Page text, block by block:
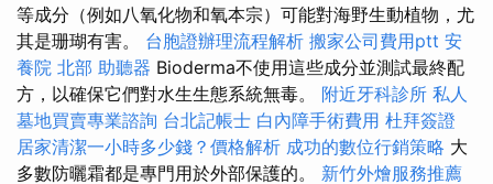
等成分（例如八氧化物和氧本宗）可能對海野生動植物，尤
其是珊瑚有害。 台胞證辦理流程解析 搬家公司費用ptt 安
養院 北部 助聽器 Bioderma不使用這些成分並測試最終配
方，以確保它們對水生生態系統無毒。 附近牙科診所 私人
墓地買賣專業諮詢 台北記帳士 白內障手術費用 杜拜簽證
居家清潔一小時多少錢？價格解析 成功的數位行銷策略 大
多數防曬霜都是專門用於外部保護的。 新竹外燴服務推薦